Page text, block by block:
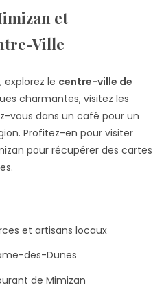
et
Ville
explorez le centre-ville de
charmantes, visitez les
vous dans un café pour un
Profitez-en pour visiter
pour récupérer des cartes
et artisans locaux
des-Dunes
de Mimizan